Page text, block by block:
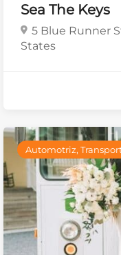
Sea The Keys
5 Blue Runner
States
Automotriz,